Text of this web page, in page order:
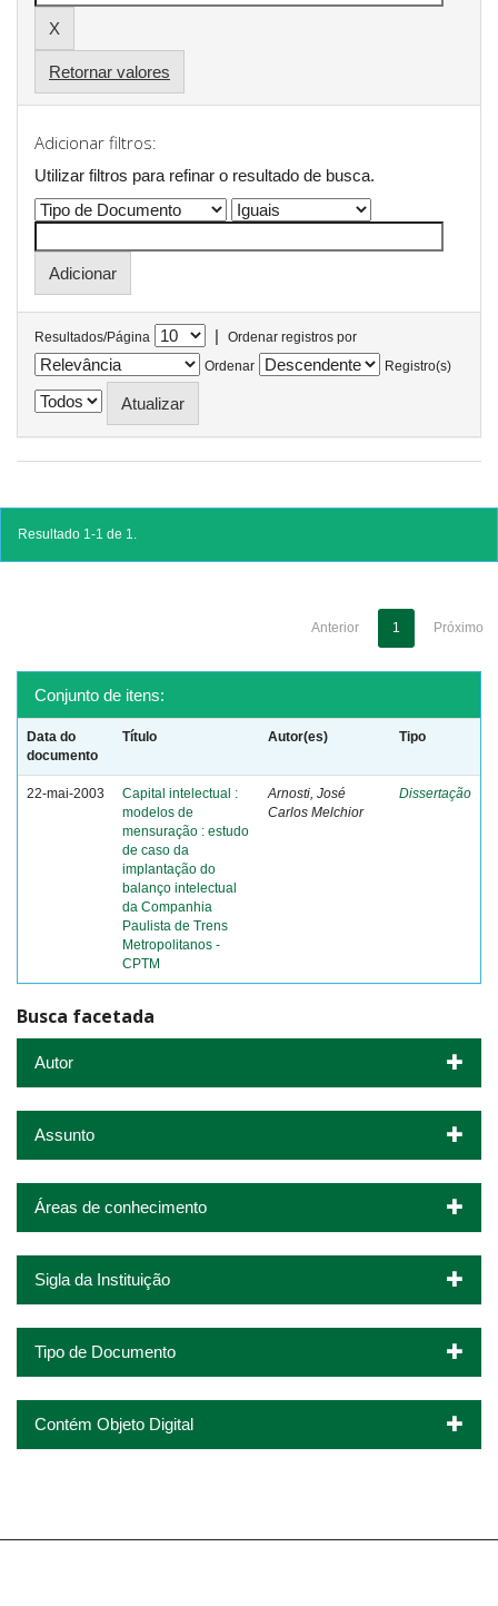
Retornar valores
Adicionar filtros:
Utilizar filtros para refinar o resultado de busca.
Resultados/Página |
Ordenar registros por
Ordenar
Registro(s)
Resultado 1-1 de 1.
Anterior 1 Próximo
Conjunto de itens:
Data do
documento
Título Autor(es) Tipo
22-mai-2003
Capital intelectual :
modelos de
mensuração : estudo
de caso da
implantação do
balanço intelectual
da Companhia
Paulista de Trens
Metropolitanos -
CPTM
Arnosti, José
Carlos Melchior
Dissertação
Busca facetada
Autor
Assunto
Áreas de conhecimento
Sigla da Instituição
Tipo de Documento
Contém Objeto Digital